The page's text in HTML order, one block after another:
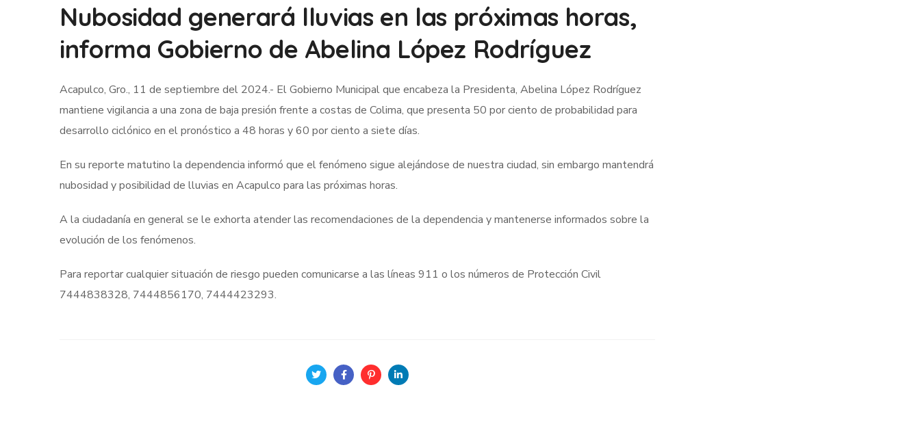
Nubosidad generará lluvias en las próximas horas,
informa Gobierno de Abelina López Rodríguez
Acapulco, Gro., 11 de septiembre del 2024.- El Gobierno Municipal que encabeza la Presidenta, Abelina López Rodríguez
mantiene vigilancia a una zona de baja presión frente a costas de Colima, que presenta 50 por ciento de probabilidad para
desarrollo ciclónico en el pronóstico a 48 horas y 60 por ciento a siete días.
En su reporte matutino la dependencia informó que el fenómeno sigue alejándose de nuestra ciudad, sin embargo mantendrá
nubosidad y posibilidad de lluvias en Acapulco para las próximas horas.
A la ciudadanía en general se le exhorta atender las recomendaciones de la dependencia y mantenerse informados sobre la
evolución de los fenómenos.
Para reportar cualquier situación de riesgo pueden comunicarse a las líneas 911 o los números de Protección Civil
7444838328, 7444856170, 7444423293.